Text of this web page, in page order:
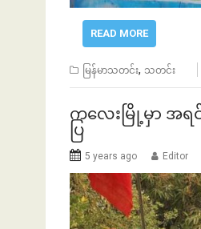
READ MORE
မြန်မာသတင်း, သတင်း
ကလေးမြို့မှာ အ
ပြ
5 years ago Editor